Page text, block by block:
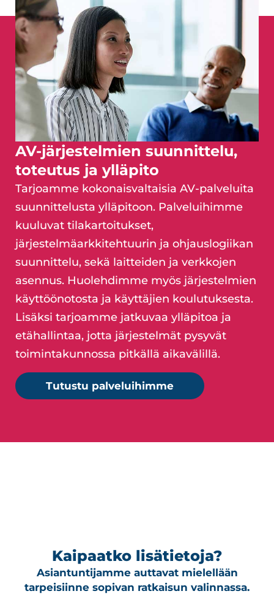
AV-järjestelmien suunnittelu,
toteutus ja ylläpito
Tarjoamme kokonaisvaltaisia AV-palveluita
suunnittelusta ylläpitoon. Palveluihimme
kuuluvat tilakartoitukset,
järjestelmäarkkitehtuurin ja ohjauslogiikan
suunnittelu, sekä laitteiden ja verkkojen
asennus. Huolehdimme myös järjestelmien
käyttöönotosta ja käyttäjien koulutuksesta.
Lisäksi tarjoamme jatkuvaa ylläpitoa ja
etähallintaa, jotta järjestelmät pysyvät
toimintakunnossa pitkällä aikavälillä.
Tutustu palveluihimme
Kaipaatko lisätietoja?
Asiantuntijamme auttavat mielellään
tarpeisiinne sopivan ratkaisun valinnassa.